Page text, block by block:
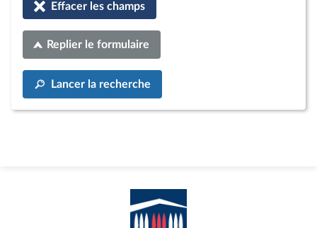
Effacer les champs
Replier le formulaire
Lancer la recherche